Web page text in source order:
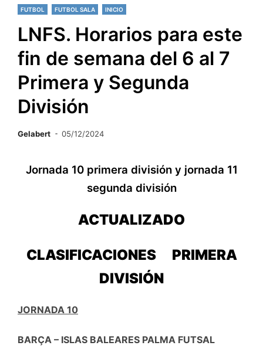
FUTBOL FUTBOL SALA INICIO
LNFS. Horarios para este
fin de semana del 6 al 7
Primera y Segunda
División
Gelabert 05/12/2024
Jornada 10 primera división y jornada 11
segunda división
ACTUALIZADO
CLASIFICACIONES
PRIMERA
DIVISIÓN
JORNADA 10
BARÇA – ISLAS BALEARES PALMA FUTSAL